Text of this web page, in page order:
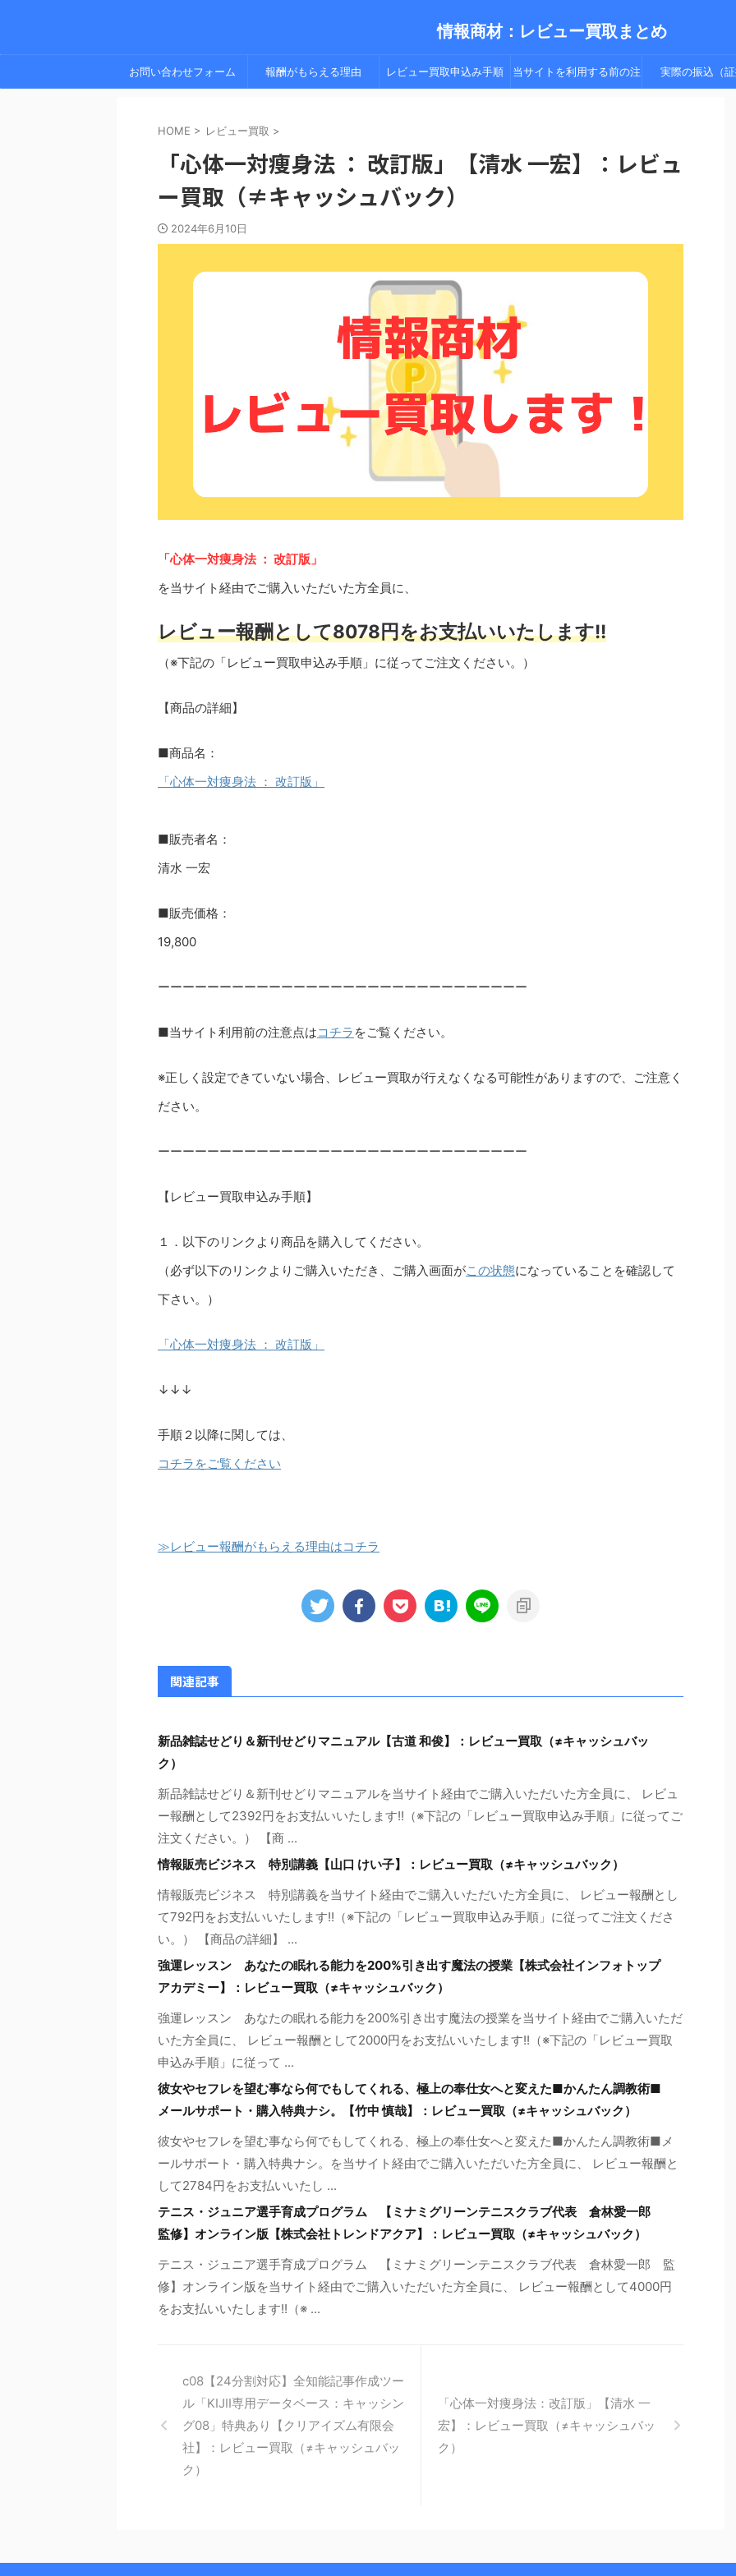
情報商材：レビュー買取まとめ
お問い合わせフォーム 報酬がもらえる理由 レビュー買取申込み手順 当サイトを利用する前の注 実際の振込（証
HOME > レビュー買取 >
「心体一対痩身法 ： 改訂版」【清水 一宏】：レビュ
ー買取（≠キャッシュバック）
2024年6月10日
「心体一対痩身法 ： 改訂版」
を当サイト経由でご購入いただいた方全員に、
レビュー報酬として8078円をお支払いいたします!!
（※下記の「レビュー買取申込み手順」に従ってご注文ください。）
【商品の詳細】
■商品名：
「心体一対痩身法 ： 改訂版」
■販売者名：
清水 一宏
■販売価格：
19,800
ーーーーーーーーーーーーーーーーーーーーーーーーーーーーーー
■当サイト利用前の注意点はコチラ をご覧ください。
※正しく設定できていない場合、レビュー買取が行えなくなる可能性がありますので、ご注意く
ださい。
ーーーーーーーーーーーーーーーーーーーーーーーーーーーーーー
【レビュー買取申込み手順】
１．以下のリンクより商品を購入してください。
（必ず以下のリンクよりご購入いただき、ご購入画面がこの状態になっていることを確認して
下さい。）
「心体一対痩身法 ： 改訂版」
↓↓↓
手順２以降に関しては、
コチラをご覧ください
≫レビュー報酬がもらえる理由はコチラ
関連記事
新品雑誌せどり＆新刊せどりマニュアル【古道 和俊】：レビュー買取（≠キャッシュバッ
ク）
新品雑誌せどり＆新刊せどりマニュアルを当サイト経由でご購入いただいた方全員に、 レビュ
ー報酬として2392円をお支払いいたします!!（※下記の「レビュー買取申込み手順」に従ってご
注文ください。） 【商 ...
情報販売ビジネス 特別講義【山口 けい子】：レビュー買取（≠キャッシュバック）
情報販売ビジネス 特別講義を当サイト経由でご購入いただいた方全員に、 レビュー報酬とし
て792円をお支払いいたします!!（※下記の「レビュー買取申込み手順」に従ってご注文くださ
い。） 【商品の詳細】 ...
強運レッスン あなたの眠れる能力を200%引き出す魔法の授業【株式会社インフォトップ
アカデミー】：レビュー買取（≠キャッシュバック）
強運レッスン あなたの眠れる能力を200%引き出す魔法の授業を当サイト経由でご購入いただ
いた方全員に、 レビュー報酬として2000円をお支払いいたします!!（※下記の「レビュー買取
申込み手順」に従って ...
彼女やセフレを望む事なら何でもしてくれる、極上の奉仕女へと変えた■かんたん調教術■
メールサポート・購入特典ナシ。【竹中 慎哉】：レビュー買取（≠キャッシュバック）
彼女やセフレを望む事なら何でもしてくれる、極上の奉仕女へと変えた■かんたん調教術■メ
ールサポート・購入特典ナシ。を当サイト経由でご購入いただいた方全員に、 レビュー報酬と
して2784円をお支払いいたし ...
テニス・ジュニア選手育成プログラム 【ミナミグリーンテニスクラブ代表 倉林愛一郎
監修】オンライン版【株式会社トレンドアクア】：レビュー買取（≠キャッシュバック）
テニス・ジュニア選手育成プログラム 【ミナミグリーンテニスクラブ代表 倉林愛一郎 監
修】オンライン版を当サイト経由でご購入いただいた方全員に、 レビュー報酬として4000円
をお支払いいたします!!（※ ...
c08【24分割対応】全知能記事作成ツー
ル「KIJII専用データベース：キャッシン
グ08」特典あり【クリアイズム有限会
社】：レビュー買取（≠キャッシュバッ
ク）
「心体一対痩身法：改訂版」【清水 一
宏】：レビュー買取（≠キャッシュバッ
ク）